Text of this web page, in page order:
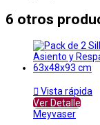
6 otros
 Vista rápida
Ver Detalle
Meyvaser